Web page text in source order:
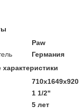
Paw
Германия
710х1649х920
1 1/2"
5 лет